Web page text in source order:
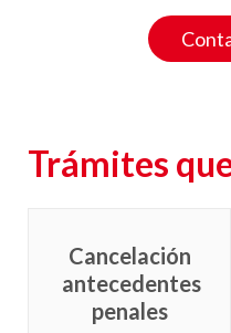
Trámites
Cancelación
antecedentes
penales